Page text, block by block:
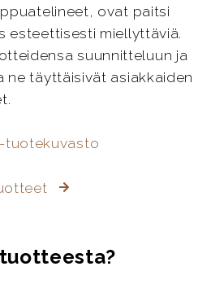
ovat paitsi
esteettisesti miellyttäviä.
suunnitteluun ja
ne täyttäisivät asiakkaiden
tuotekuvasto